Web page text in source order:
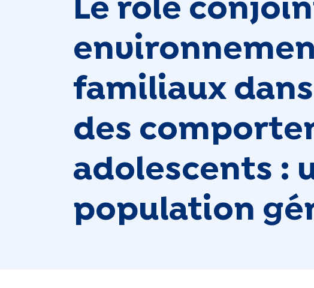
Le rôle
familiaux
des
adolescents :
population